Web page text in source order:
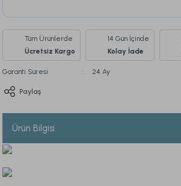
Tüm Ürünlerde
Ücretsiz Kargo
14 Gün İçinde
Kolay İade
Garanti Süresi 24 Ay
Paylaş
Ürün Bilgisi